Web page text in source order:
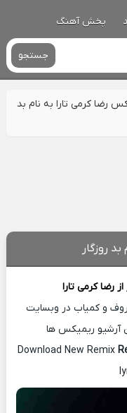
پخش آهنگ
جستجو
رضا کرمی تارا به نام بد
روزگار
ازرضا کرمی تارا
و کمیاب در وبسایت
آرشیو ریمیکس ها
Download New Remix